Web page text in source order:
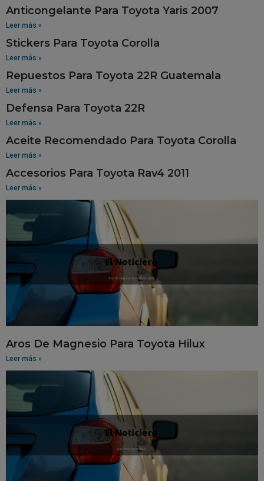
Anticongelante Para Toyota Yaris 2007
Leer más »
Stickers Para Toyota Corolla
Leer más »
Repuestos Para Toyota 22R Guatemala
Leer más »
Defensa Para Toyota 22R
Leer más »
Aceite Recomendado Para Toyota Corolla
Leer más »
Accesorios Para Toyota Rav4 2011
Leer más »
Aros De Magnesio Para Toyota Hilux
Leer más »